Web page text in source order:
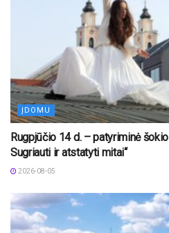
ĮDOMU
Rugpjūčio 14 d. – patyriminė
Sugriauti ir atstatyti mitai“
2026-08-05